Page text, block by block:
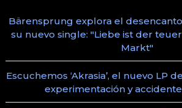
Bärensprung explora el
su nuevo single: "Liebe ist der
Markt"
Escuchemos ‘Akrasia’, el nuevo LP
experimentación y